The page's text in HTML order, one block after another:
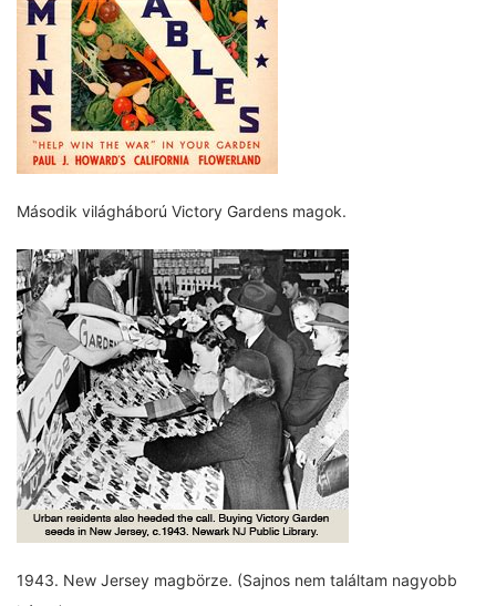
Második világháború Victory Gardens magok.
1943. New Jersey magbörze. (Sajnos nem találtam nagyobb